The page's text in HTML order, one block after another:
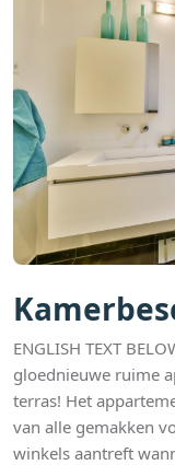
ENGLISH TEXT
gloednieuwe ruime
terras! Het
van alle gemakken
winkels aantreft